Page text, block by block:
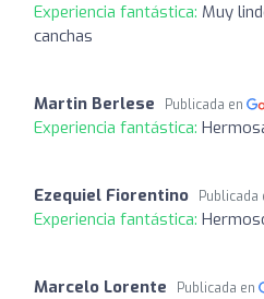
Experiencia fantástica: Muy
canchas
Martin Berlese Publicada en
Experiencia fantástica:
Ezequiel Fiorentino Publicada
Experiencia fantástica:
Marcelo Lorente Publicada en